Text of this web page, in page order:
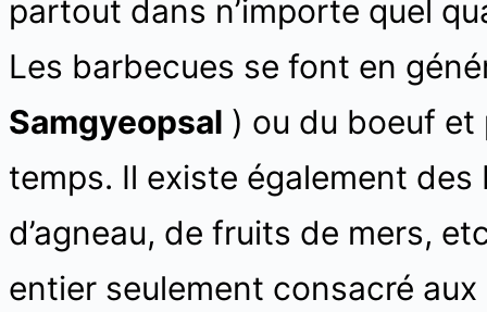
partout dans n’importe quel
Les barbecues se font en
Samgyeopsal ) ou du boeuf et
temps. Il existe également
d’agneau, de fruits de mers,
entier seulement consacré